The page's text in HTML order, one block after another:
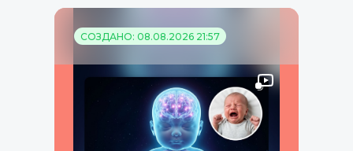
СОЗДАНО: 08.08.2026 21:57